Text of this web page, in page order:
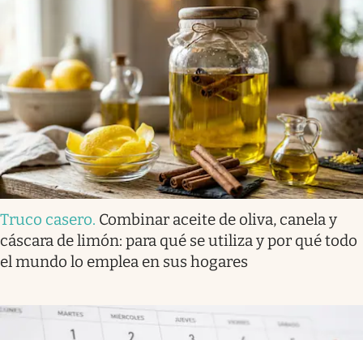
Truco casero. Combinar aceite de oliva, canela y
cáscara de limón: para qué se utiliza y por qué todo
el mundo lo emplea en sus hogares